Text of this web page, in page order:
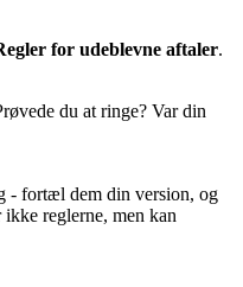
for udeblevne aftaler.
du at ringe? Var din
fortæl dem din version, og
reglerne, men kan